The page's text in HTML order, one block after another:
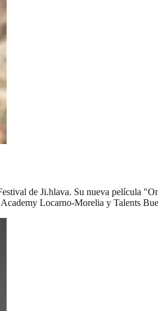
de Ji.hlava. Su nueva película
Locarno-Morelia y Talents